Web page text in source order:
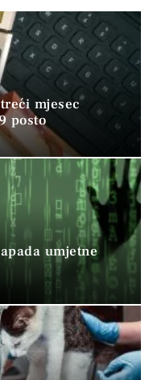
mjesec
posto
umjetne